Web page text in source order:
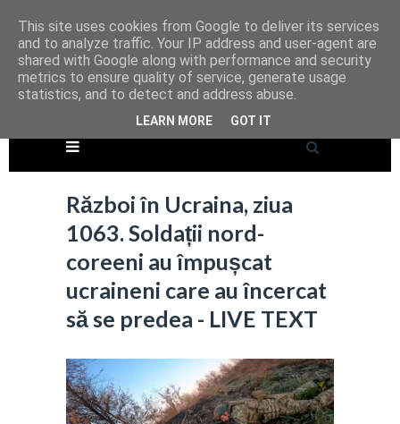
Război în Ucraina, ziua
1063. Soldații nord-
coreeni au împușcat
ucraineni care au încercat
să se predea - LIVE TEXT
This site uses cookies from Google to deliver its services
and to analyze traffic. Your IP address and user-agent are
shared with Google along with performance and security
metrics to ensure quality of service, generate usage
statistics, and to detect and address abuse.
LEARN MORE GOT IT